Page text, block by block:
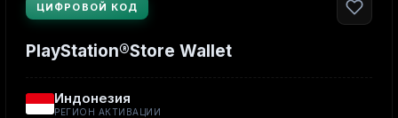
ЦИФРОВОЙ КОД
PlayStation®Store Wallet
Индонезия
РЕГИОН АКТИВАЦИИ